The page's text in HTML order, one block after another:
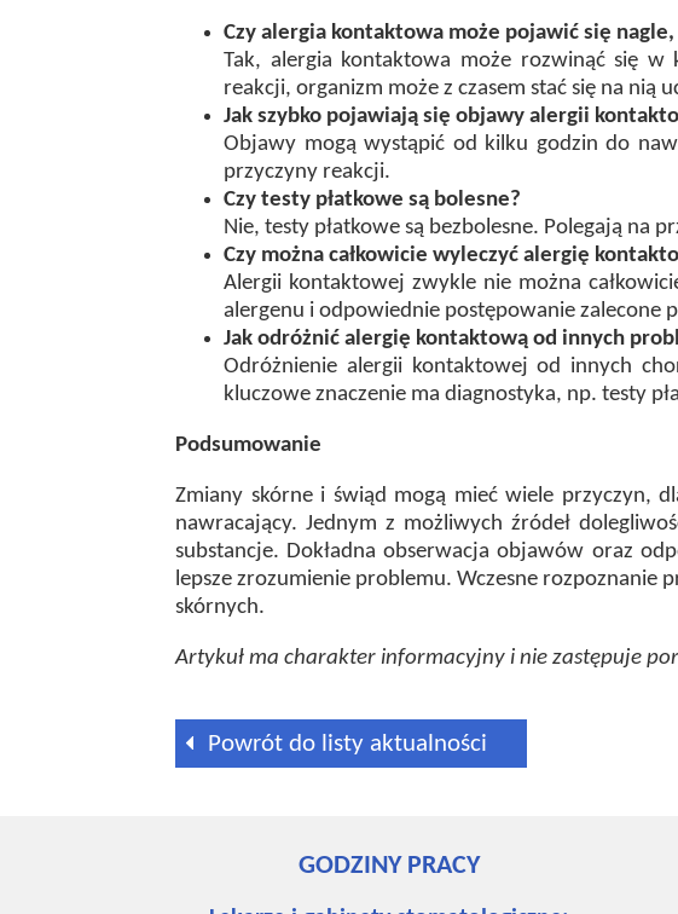
Czy alergia kontaktowa może pojawić się
Tak, alergia kontaktowa może rozwinąć się w
reakcji, organizm może z czasem stać się na nią
Jak szybko pojawiają się objawy alergii
Objawy mogą wystąpić od kilku godzin do
przyczyny reakcji.
Czy testy płatkowe są bolesne?
Nie, testy płatkowe są bezbolesne. Polegają na
Czy można całkowicie wyleczyć alergię
Alergii kontaktowej zwykle nie można
alergenu i odpowiednie postępowanie zalecone
Jak odróżnić alergię kontaktową od innych
Odróżnienie alergii kontaktowej od innych
kluczowe znaczenie ma diagnostyka, np. testy
Podsumowanie
Zmiany skórne i świąd mogą mieć wiele przyczyn,
nawracający. Jednym z możliwych źródeł
substancje. Dokładna obserwacja objawów oraz
lepsze zrozumienie problemu. Wczesne rozpoznanie
skórnych.
Artykuł ma charakter informacyjny i nie zastępuje
Powrót do listy aktualności
GODZINY PRACY